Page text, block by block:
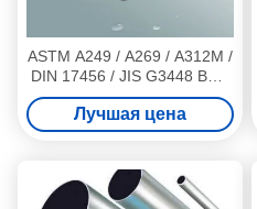
ASTM A249 / A269 / A312M /
DIN 17456 / JIS G3448 ВПВ
нержавеющей сварных
стальных труб / трубы
Лучшая цена